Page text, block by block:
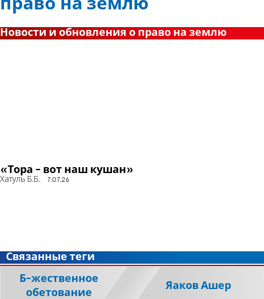
право на землю
Новости и обновления о право на землю
«Тора - вот наш кушан»
Хатуль Б.Б. 7.07.26
Связанные теги
Б-жественное
обетование
Яаков Ашер